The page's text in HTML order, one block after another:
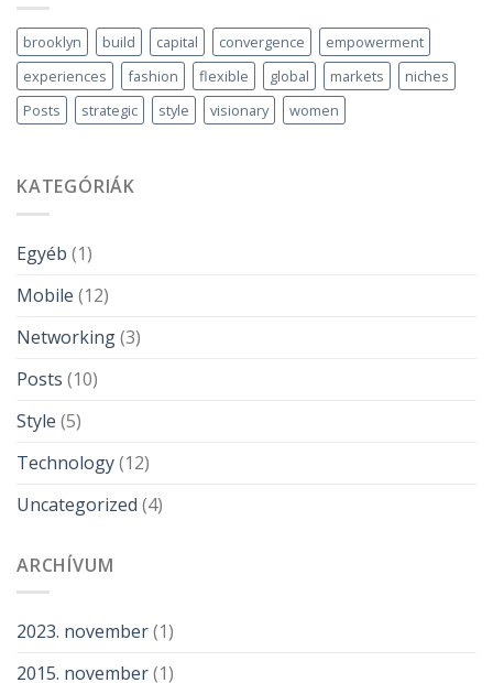
brooklyn build capital convergence
empowerment
experiences
fashion flexible global markets
niches
Posts
strategic style visionary women
KATEGÓRIÁK
Egyéb (1)
Mobile (12)
Networking(3)
Posts (10)
Style (5)
Technology(12)
Uncategorized (4)
ARCHÍVUM
2023. november(1)
2015. november(1)